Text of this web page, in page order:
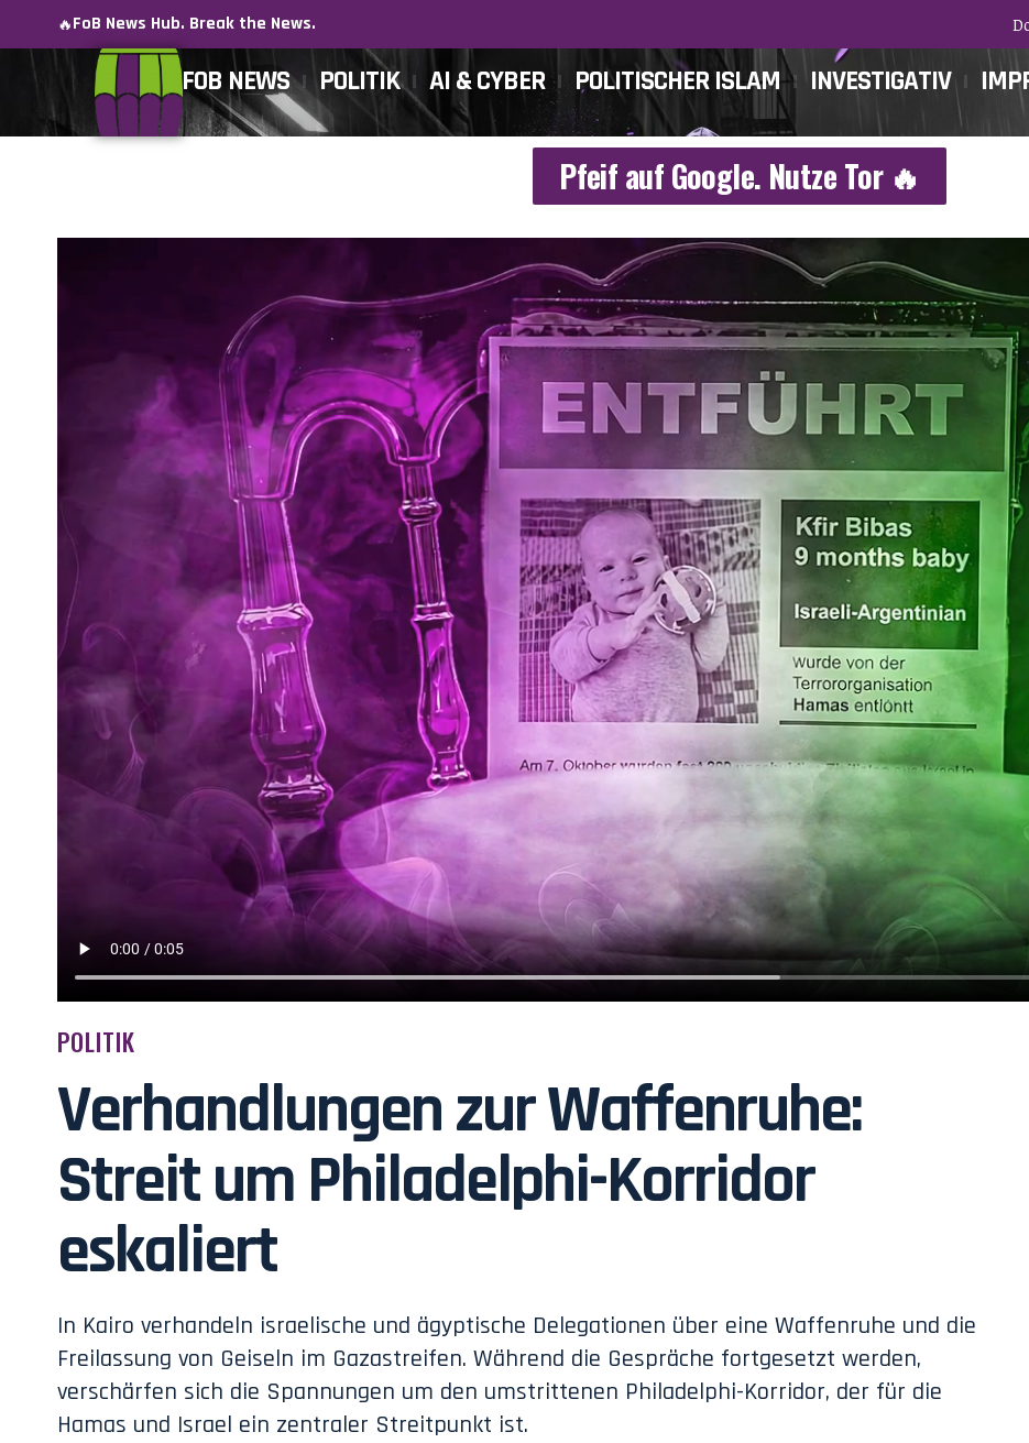
🔥FoB News Hub. Break the News.
FOB NEWS POLITIK AI & CYBER POLITISCHER ISLAM INVESTIGATIV
Pfeif auf Google. Nutze Tor 🔥
POLITIK
Verhandlungen zur Waffenruhe:
Streit um Philadelphi-Korridor
eskaliert
In Kairo verhandeln israelische und ägyptische Delegationen über eine Waffenruhe und die
Freilassung von Geiseln im Gazastreifen. Während die Gespräche fortgesetzt werden,
verschärfen sich die Spannungen um den umstrittenen Philadelphi-Korridor, der für die
Hamas und Israel ein zentraler Streitpunkt ist.